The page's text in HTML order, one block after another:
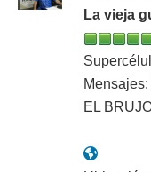
La vieja
EL